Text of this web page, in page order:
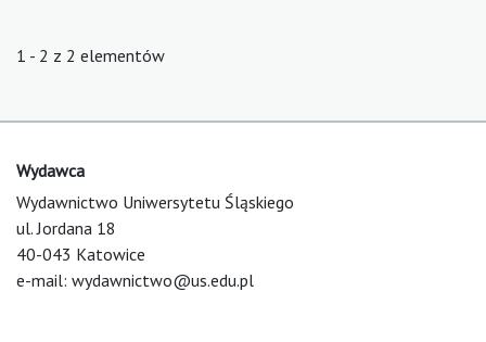
1 - 2 z 2 elementów
Wydawca
Wydawnictwo Uniwersytetu Śląskiego
ul. Jordana 18
40-043 Katowice
e-mail: wydawnictwo@us.edu.pl